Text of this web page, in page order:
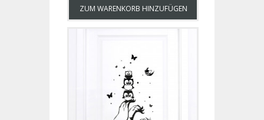
ZUM WARENKORB HINZUFÜGEN